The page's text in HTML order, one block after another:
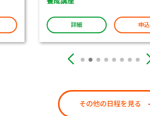
詳細 申込
その他の日程を見る